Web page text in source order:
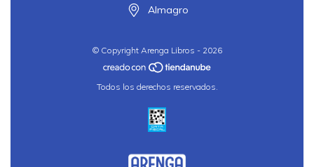
Almagro
© Copyright Arenga Libros - 2026
Todos los derechos reservados.